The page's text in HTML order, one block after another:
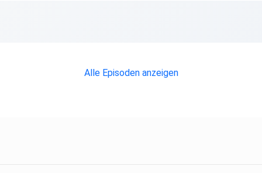
Alle Episoden anzeigen